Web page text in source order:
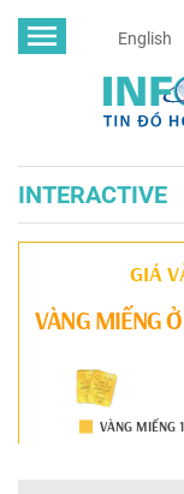
English
INTERACTIVE